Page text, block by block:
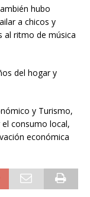
hubo
a chicos y
al ritmo de música
del hogar y
y Turismo,
consumo local,
económica